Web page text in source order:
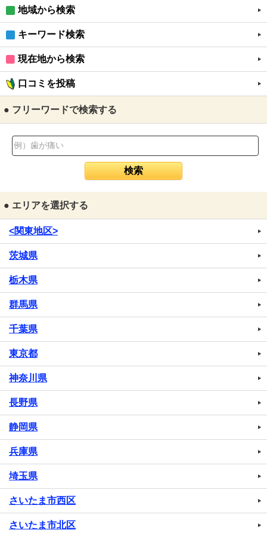
地域から検索
キーワード検索
現在地から検索
口コミを投稿
● フリーワードで検索する
● エリアを選択する
<関東地区>
茨城県
栃木県
群馬県
千葉県
東京都
神奈川県
長野県
静岡県
兵庫県
埼玉県
さいたま市西区
さいたま市北区